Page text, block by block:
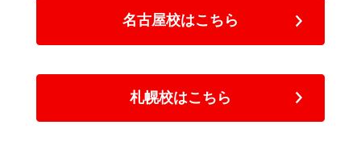
名古屋校はこちら
札幌校はこちら